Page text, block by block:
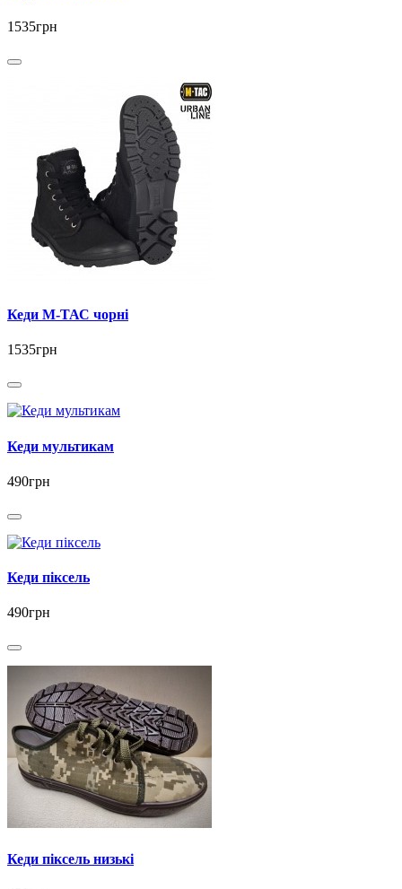
1535грн
Кеди М-ТАС чорні
1535грн
Кеди мультикам
490грн
Кеди піксель
490грн
Кеди піксель низькі